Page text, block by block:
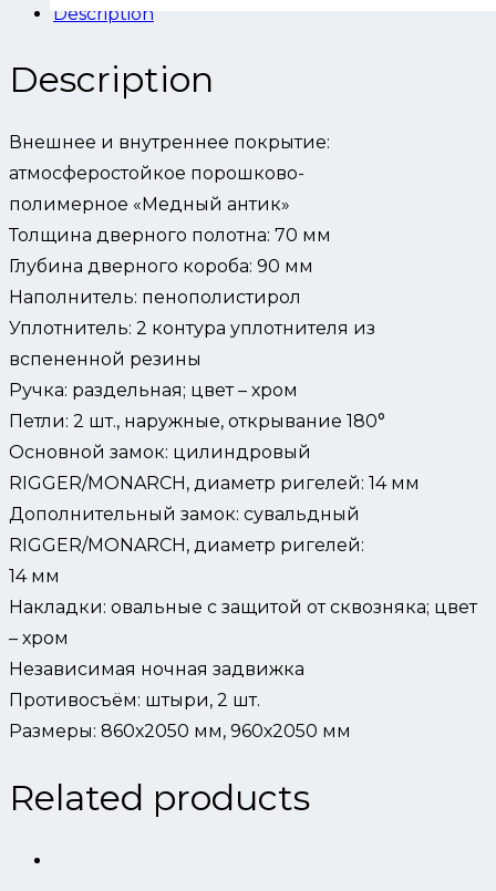
Description
Description
Внешнее и внутреннее покрытие:
атмосферостойкое порошково-
полимерное «Медный антик»
Толщина дверного полотна: 70 мм
Глубина дверного короба: 90 мм
Наполнитель: пенополистирол
Уплотнитель: 2 контура уплотнителя из
вспененной резины
Ручка: раздельная; цвет – хром
Петли: 2 шт., наружные, открывание 180°
Основной замок: цилиндровый
RIGGER/MONARCH, диаметр ригелей: 14 мм
Дополнительный замок: сувальдный
RIGGER/MONARCH, диаметр ригелей:
14 мм
Накладки: овальные с защитой от сквозняка; цвет
– хром
Независимая ночная задвижка
Противосъём: штыри, 2 шт.
Размеры: 860х2050 мм, 960х2050 мм
Related products